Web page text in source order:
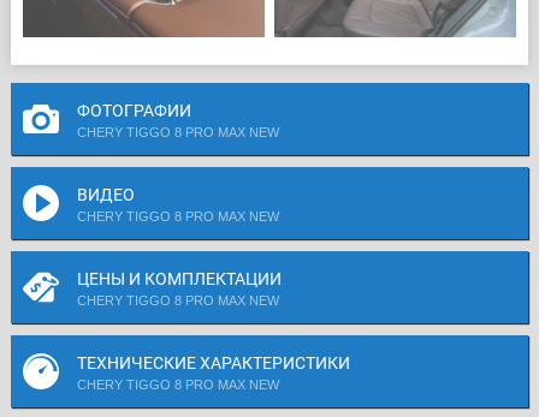
ФОТОГРАФИИ
CHERY TIGGO 8 PRO MAX NEW
ВИДЕО
CHERY TIGGO 8 PRO MAX NEW
ЦЕНЫ И КОМПЛЕКТАЦИИ
CHERY TIGGO 8 PRO MAX NEW
ТЕХНИЧЕСКИЕ ХАРАКТЕРИСТИКИ
CHERY TIGGO 8 PRO MAX NEW